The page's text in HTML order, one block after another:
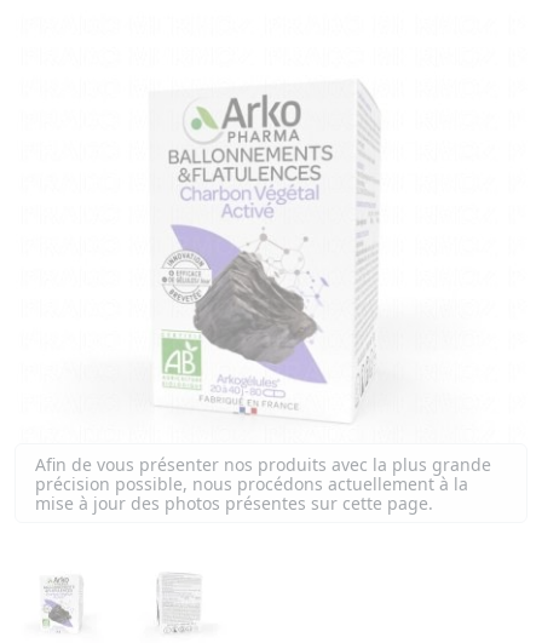
Afin de vous présenter nos produits avec la plus grande
précision possible, nous procédons actuellement à la
mise à jour des photos présentes sur cette page.